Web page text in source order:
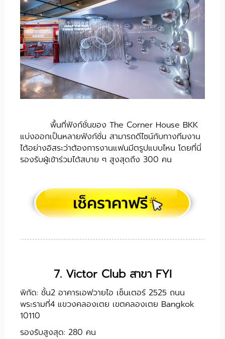
พื้นที่ฟังก์ชั่นของ The Corner House BKK
แบ่งออกเป็นหลายฟังก์ชั่น สามารถดีไซน์กับทางทีมงาน
ได้อย่างอิสระว่าต้องการงานแฟนมีตรูปแบบไหน โดยที่นี่
รองรับผู้เข้าร่วมได้สบาย ๆ สูงสุดถึง 300 คน
7. Victor Club สาขา FYI
พิกัด: ชั้น2 อาคารเอฟวายไอ เซ็นเตอร์ 2525 ถนน
พระรามที่4 แขวงคลองเตย เขตคลองเตย Bangkok
10110
รองรับสูงสุด: 280 คน